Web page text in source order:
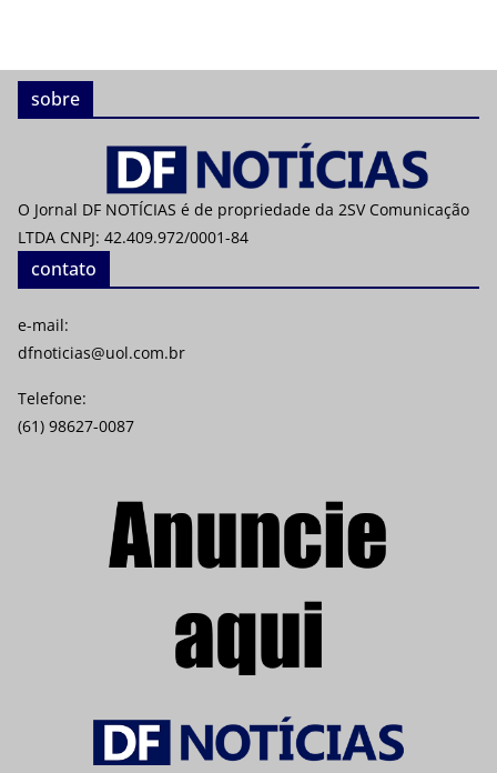
sobre
O Jornal DF NOTÍCIAS é de propriedade da 2SV Comunicação
LTDA CNPJ: 42.409.972/0001-84
contato
e-mail:
dfnoticias@uol.com.br
Telefone:
(61) 98627-0087